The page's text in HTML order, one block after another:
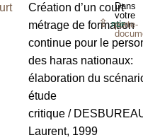
Dans
votre
porte-
⇪PDF
Création d’un court
métrage de formation
continue pour le
des haras nationaux:
élaboration du
étude
critique /
Laurent, 1999